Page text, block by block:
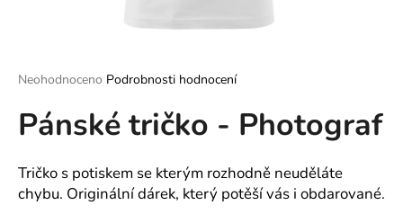
Průměrné
produktu
je
z
5
hvězdiček.
Neohodnoceno Podrobnosti hodnocení
Pánské tričko - Photograf
Tričko s potiskem se kterým rozhodně neuděláte
chybu. Originální dárek, který potěší vás i obdarované.
í
t
?